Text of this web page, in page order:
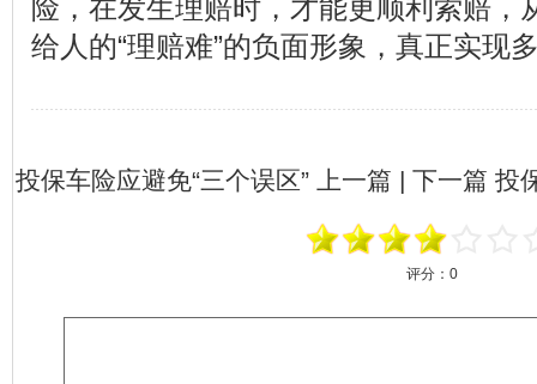
险，在发生理赔时，才能更顺利索赔，
给人的“理赔难”的负面形象，真正实现
投保车险应避免“三个误区” 上一篇 | 下一篇 投
评分： 0